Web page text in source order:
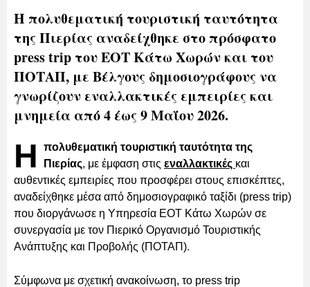
Η πολυθεματική τουριστική ταυτότητα
της Πιερίας αναδείχθηκε στο πρόσφατο
press trip του ΕΟΤ Κάτω Χωρών και του
ΠΟΤΑΠ, με Βέλγους δημοσιογράφους να
γνωρίζουν εναλλακτικές εμπειρίες και
μνημεία από 4 έως 9 Μαΐου 2026.
Η
πολυθεματική τουριστική ταυτότητα της
Πιερίας, με έμφαση στις εναλλακτικές και
αυθεντικές εμπειρίες που προσφέρει στους επισκέπτες,
αναδείχθηκε μέσα από δημοσιογραφικό ταξίδι (press trip)
που διοργάνωσε η Υπηρεσία ΕΟΤ Κάτω Χωρών σε
συνεργασία με τον Πιερικό Οργανισμό Τουριστικής
Ανάπτυξης και Προβολής (ΠΟΤΑΠ).
Σύμφωνα με σχετική ανακοίνωση, το press trip